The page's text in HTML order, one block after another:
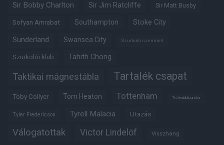
Sir Bobby Charlton Sir Jim Ratcliffe Sir Matt Busby
Sofyan Amrabat Southampton Stoke City
Sunderland Swansea City Szurkoló szemmel
Szurkolói klub Tahith Chong
Taktikai mágnestábla Tartalék csapat
Toby Collyer Tom Heaton Tottenham Trófeabibliográfia
Tyler Fredericson Tyrell Malacia Utazás
Válogatottak Victor Lindelöf Visszhang